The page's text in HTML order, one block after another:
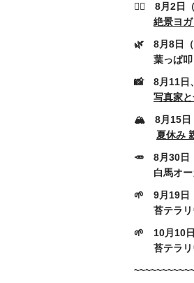
🧘‍♂️ 8月2日（
絶景ヨ
🌿 8月8日（
葉っぱ叩
📸 8月11日
写真家
🏔️ 8月15日
夏休み
🥕 8月30日
白馬オーガ
🌱 9月19日
苔テラリ
🌱 10月10日
苔テラリ